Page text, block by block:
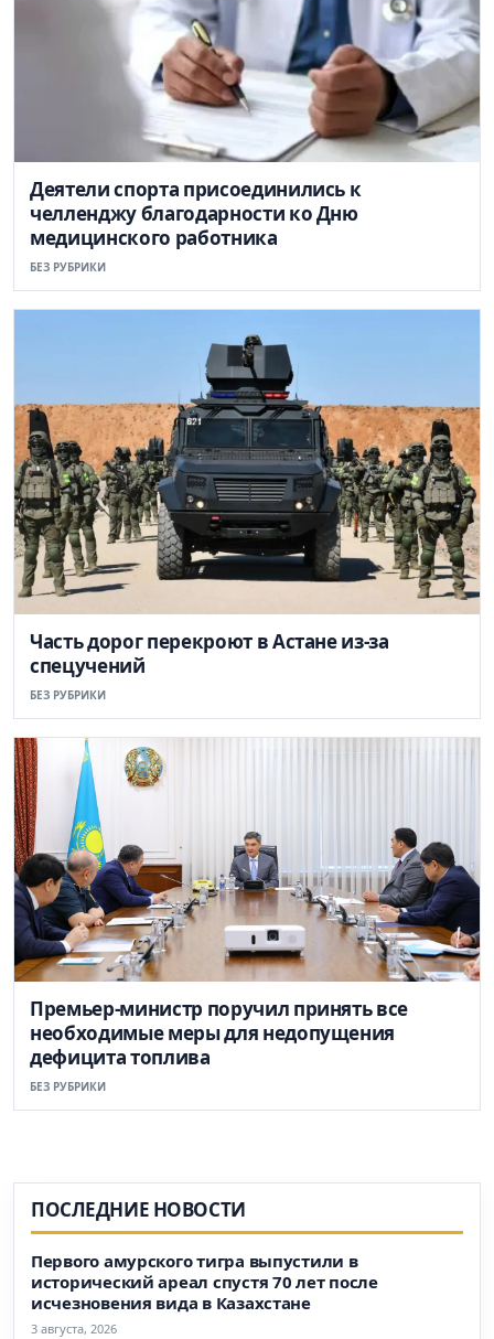
Деятели спорта присоединились к
челленджу благодарности ко Дню
медицинского работника
БЕЗ РУБРИКИ
Часть дорог перекроют в Астане из-за
спецучений
БЕЗ РУБРИКИ
Премьер-министр поручил принять все
необходимые меры для недопущения
дефицита топлива
БЕЗ РУБРИКИ
ПОСЛЕДНИЕ НОВОСТИ
Первого амурского тигра выпустили в
исторический ареал спустя 70 лет после
исчезновения вида в Казахстане
3 августа, 2026